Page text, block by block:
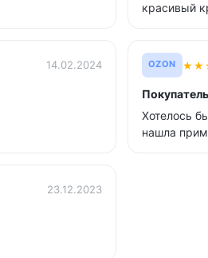
красивый
14.02.2024 OZON ★★
Покупатель
Хотелось
нашла
23.12.2023